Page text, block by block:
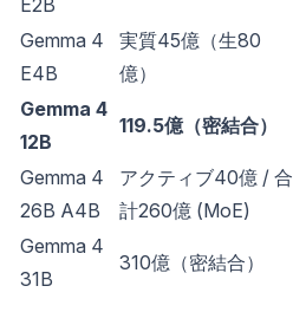
E2B
Gemma 4
E4B
実質45億（生80
億）
Gemma 4
12B
119.5億（密結合）
Gemma 4
26B A4B
アクティブ40億 / 合
計260億 (MoE)
Gemma 4
31B
310億（密結合）